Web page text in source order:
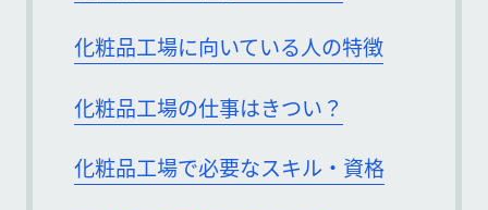
化粧品工場に向いている人の特徴
化粧品工場の仕事はきつい？
化粧品工場で必要なスキル・資格